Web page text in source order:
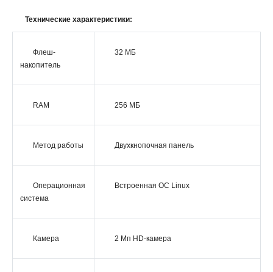
Технические характеристики:
Флеш-
накопитель
32 MБ
RAM 256 MБ
Метод работы Двухкнопочная панель
Операционная
система
Встроенная ОС Linux
Камера 2 Мп HD-камера